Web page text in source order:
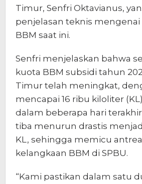
Timur, Senfri Oktavianus,
penjelasan teknis mengenai
BBM saat ini.
Senfri menjelaskan bahwa
kuota BBM subsidi tahun
Timur telah meningkat,
mencapai 16 ribu kiloliter
dalam beberapa hari
tiba menurun drastis
KL, sehingga memicu
kelangkaan BBM di SPBU.
“Kami pastikan dalam satu